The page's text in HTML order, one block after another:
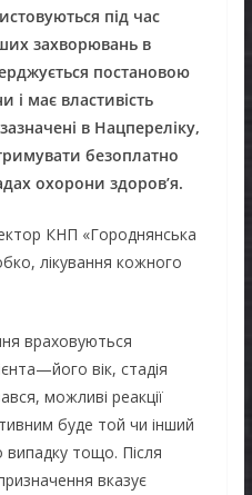
під час
захворювань в
постановою
і має властивість
в Нацпереліку,
безоплатно
охорони здоров’я.
КНП «Городнянська
лікування кожного
враховуються
вік, стадія
можливі реакції
буде той чи інший
тощо. Після
вказує